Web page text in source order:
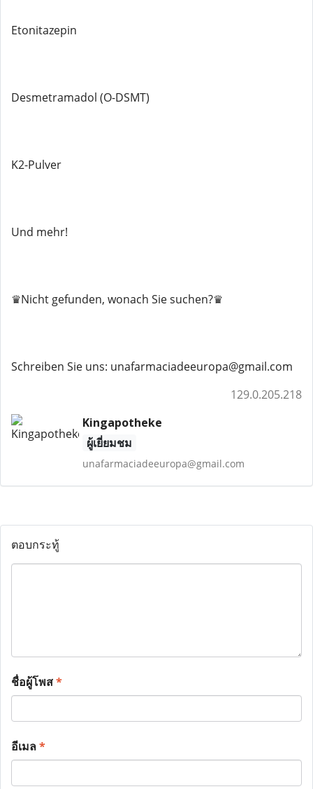
Etonitazepin
Desmetramadol (O-DSMT)
K2-Pulver
Und mehr!
♛Nicht gefunden, wonach Sie suchen?♛
Schreiben Sie uns: unafarmaciadeeuropa@gmail.com
129.0.205.218
Kingapotheke
ผู้เยี่ยมชม
unafarmaciadeeuropa@gmail.com
ตอบกระทู้
ชื่อผู้โพส*
อีเมล*